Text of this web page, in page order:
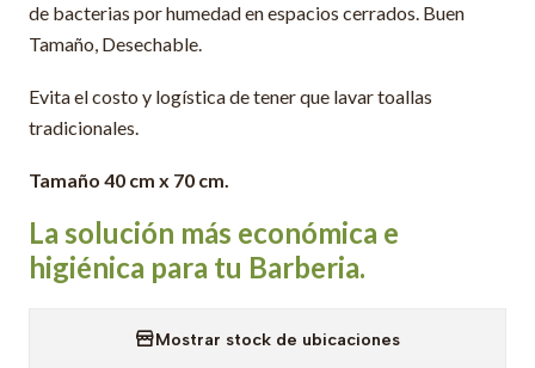
de bacterias por humedad en espacios cerrados. Buen
Tamaño, Desechable.
Evita el costo y logística de tener que lavar toallas
tradicionales.
Tamaño 40 cm x 70 cm.
La solución más económica e
higiénica para tu Barberia.
Mostrar stock de ubicaciones